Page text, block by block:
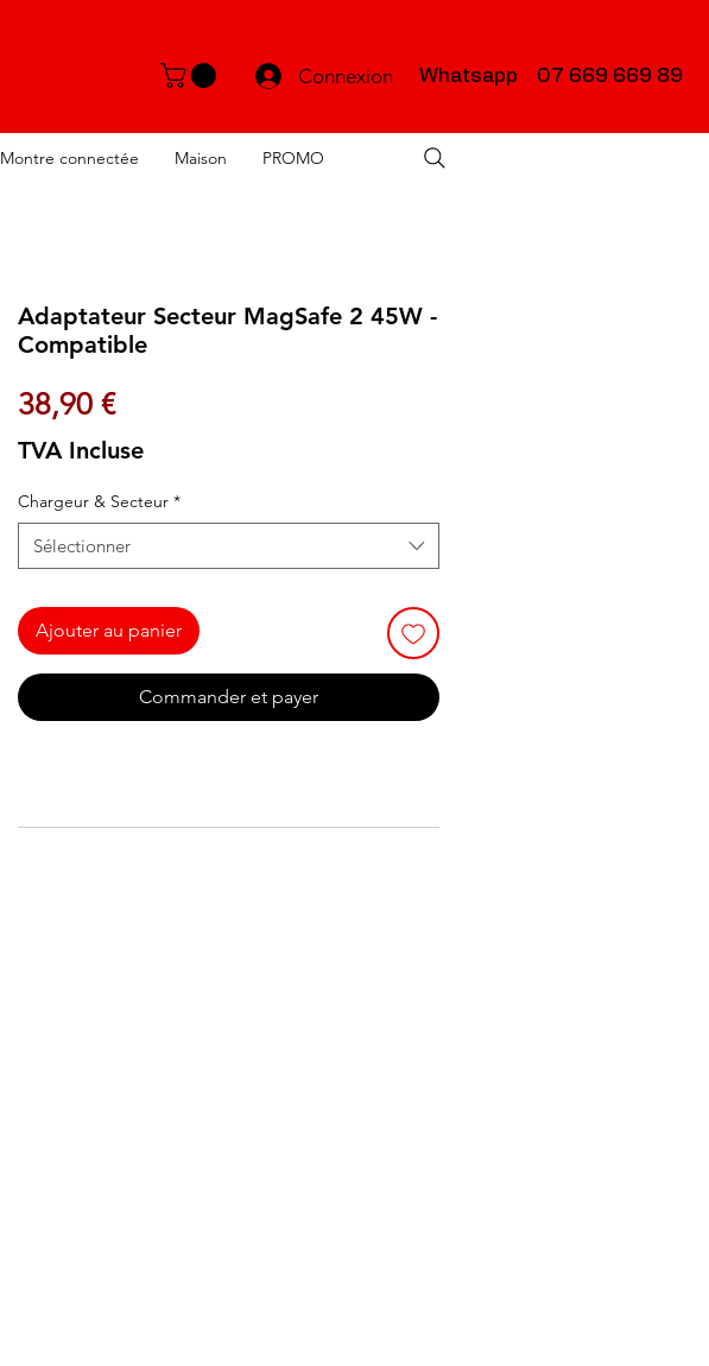
Connexion Whatsapp 07 669 669 89
Montre connectée Maison PROMO
Adaptateur Secteur MagSafe 2 45W -
Compatible
38,90 €Prix
TVA Incluse
Chargeur & Secteur *
Sélectionner
Ajouter au panier
Commander et payer